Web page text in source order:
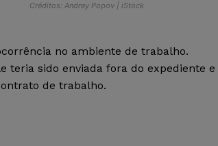
Créditos: Andrey Popov | iStock
no ambiente de trabalho.
teria sido enviada fora do expediente e
de trabalho.